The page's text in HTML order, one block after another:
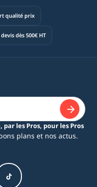
qualité prix
dès 500€ HT
les Pros, pour les Pros
plans et nos actus.